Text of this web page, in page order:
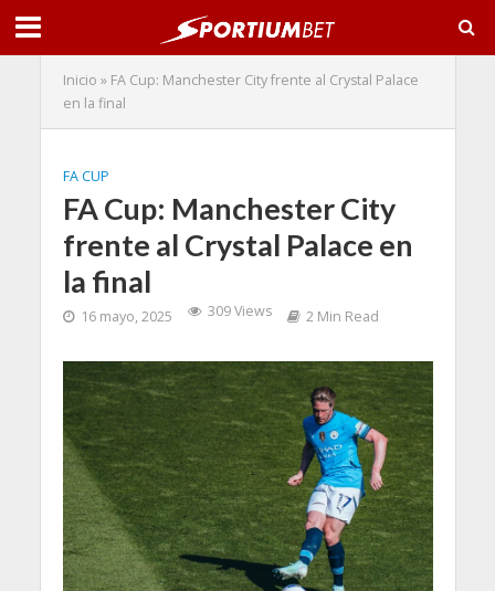
Inicio » FA Cup: Manchester City frente al Crystal Palace
en la final
FA CUP
FA Cup: Manchester City
frente al Crystal Palace en
la final
16 mayo, 2025 309 Views 2 Min Read